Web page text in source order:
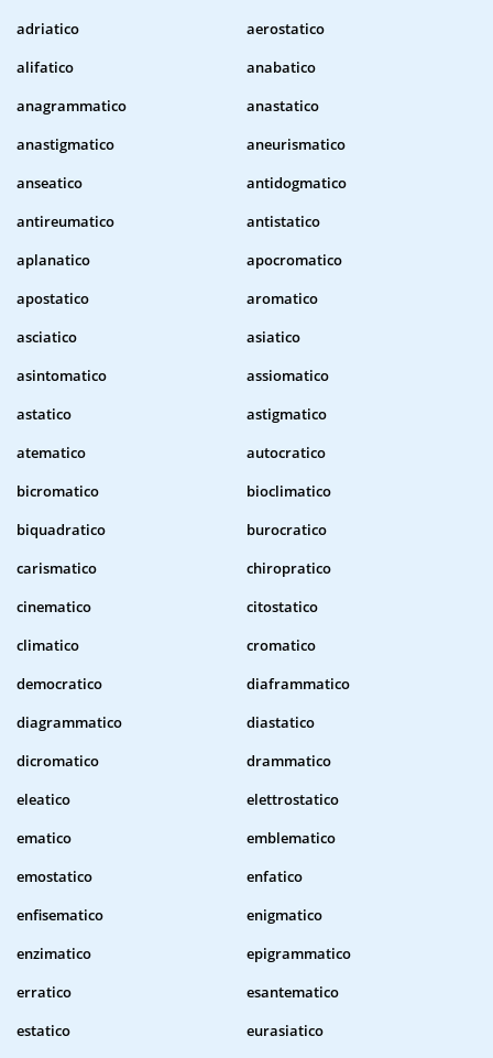
adriatico
aerostatico
alifatico
anabatico
anagrammatico
anastatico
anastigmatico
aneurismatico
anseatico
antidogmatico
antireumatico
antistatico
aplanatico
apocromatico
apostatico
aromatico
asciatico
asiatico
asintomatico
assiomatico
astatico
astigmatico
atematico
autocratico
bicromatico
bioclimatico
biquadratico
burocratico
carismatico
chiropratico
cinematico
citostatico
climatico
cromatico
democratico
diaframmatico
diagrammatico
diastatico
dicromatico
drammatico
eleatico
elettrostatico
ematico
emblematico
emostatico
enfatico
enfisematico
enigmatico
enzimatico
epigrammatico
erratico
esantematico
estatico
eurasiatico